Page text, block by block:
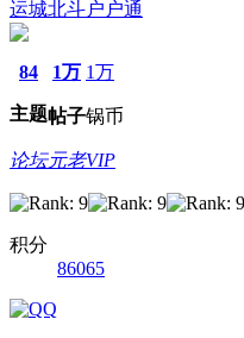
运城北斗户户通
84
主题
1万
帖子
1万
锅币
论坛元老VIP
积分
86065